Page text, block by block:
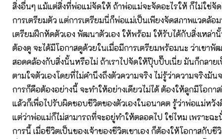
สิ่งอื่นๆ แม้แต่สิ่งที่พ่อแม่จัดให้ ถ้าพ่อแม่จะจัดอะไรให้ ก็ไม่ใช่จั
การเตรียมตัว แต่การเตรียมนี่ก็พ่อแม่เป็นเพียงจัดสภาพแวดล้อ
เตรียมฝึกหัดตัวเอง พัฒนาตัวเอง ให้พร้อม ให้รับได้กับสิ่งเหล่า
ต้องดู จะได้มีโอกาสดูด้วยในเมื่อมีการเตรียมพร้อมนะ ว่าเขาพั
สอดคล้องกับสิ่งนั้นหรือไม่ ถ้าเราไปจัดให้ปุ๊บปั๊บเนี่ย มันก็กลายเ
ตามใจตัวเองโดยที่ไม่คำนึงถึงตัวความจริง ไม่รู้ว่าความจริงมัน
การก็คือต้องอย่างนี้ จะทำให้อย่างเดียวไม่ได้ ต้องให้ลูกมีโอก
แล้วก็เพื่อไปรับผิดชอบชีวิตของตัวเองในอนาคต รู้ว่าพ่อแม่หวั
แต่ว่าพ่อแม่ก็ไม่สามารถที่จะอยู่ทำให้ตลอดไป ใช่ไหม เพราะฉ
การนี้ เมื่อชีวิตเป็นของเจ้าของชีวิตเขาเอง ก็ต้องให้โอกาสกับชี